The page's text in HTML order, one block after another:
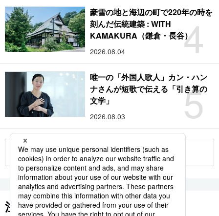
4
豪雪の地と海辺の町で220年の時を
刻んだ伝統建築 : WITH
KAMAKURA（鎌倉・長谷）
2026.08.04
5
唯一の「外国人歌人」カン・ハン
ナさんが短歌で伝える「引き算の
文学」
2026.08.03
もっと見る
注目のキーワード